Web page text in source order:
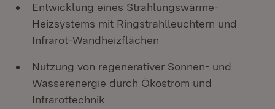
Entwicklung eines Strahlungswärme-
Heizsystems mit Ringstrahlleuchtern und
Infrarot-Wandheizflächen
Nutzung von regenerativer Sonnen- und
Wasserenergie durch Ökostrom und
Infrarottechnik